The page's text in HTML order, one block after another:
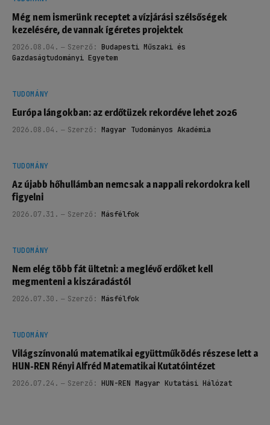
Még nem ismerünk receptet a vízjárási szélsőségek
kezelésére, de vannak ígéretes projektek
2026.08.04. Szerző: Budapesti Műszaki és
Gazdaságtudományi Egyetem
TUDOMÁNY
Európa lángokban: az erdőtüzek rekordéve lehet 2026
2026.08.04. Szerző: Magyar Tudományos Akadémia
TUDOMÁNY
Az újabb hőhullámban nemcsak a nappali rekordokra kell
figyelni
2026.07.31. Szerző: Másfélfok
TUDOMÁNY
Nem elég több fát ültetni: a meglévő erdőket kell
megmenteni a kiszáradástól
2026.07.30. Szerző: Másfélfok
TUDOMÁNY
Világszínvonalú matematikai együttműködés részese lett a
HUN-REN Rényi Alfréd Matematikai Kutatóintézet
2026.07.24. Szerző: HUN-REN Magyar Kutatási Hálózat